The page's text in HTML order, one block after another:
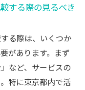
する際の見るべき
る際は、いくつか
があります。まず
など、サービスの
特に東京都内で活